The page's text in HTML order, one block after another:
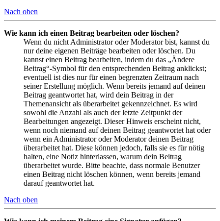
Nach oben
Wie kann ich einen Beitrag bearbeiten oder löschen?
Wenn du nicht Administrator oder Moderator bist, kannst du
nur deine eigenen Beiträge bearbeiten oder löschen. Du
kannst einen Beitrag bearbeiten, indem du das „Ändere
Beitrag“-Symbol für den entsprechenden Beitrag anklickst;
eventuell ist dies nur für einen begrenzten Zeitraum nach
seiner Erstellung möglich. Wenn bereits jemand auf deinen
Beitrag geantwortet hat, wird dein Beitrag in der
Themenansicht als überarbeitet gekennzeichnet. Es wird
sowohl die Anzahl als auch der letzte Zeitpunkt der
Bearbeitungen angezeigt. Dieser Hinweis erscheint nicht,
wenn noch niemand auf deinen Beitrag geantwortet hat oder
wenn ein Administrator oder Moderator deinen Beitrag
überarbeitet hat. Diese können jedoch, falls sie es für nötig
halten, eine Notiz hinterlassen, warum dein Beitrag
überarbeitet wurde. Bitte beachte, dass normale Benutzer
einen Beitrag nicht löschen können, wenn bereits jemand
darauf geantwortet hat.
Nach oben